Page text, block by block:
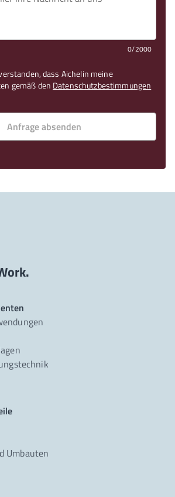
0/2000
dass Aichelin meine
gemäß den Datenschutzbestimmungen
Anfrage absenden
Umbauten